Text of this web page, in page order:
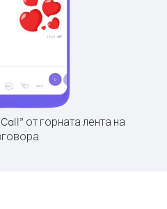
от горната лента на